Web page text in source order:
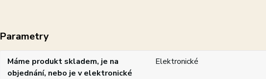
Parametry
Máme produkt skladem, je na
objednání, nebo je v elektronické
Elektronické